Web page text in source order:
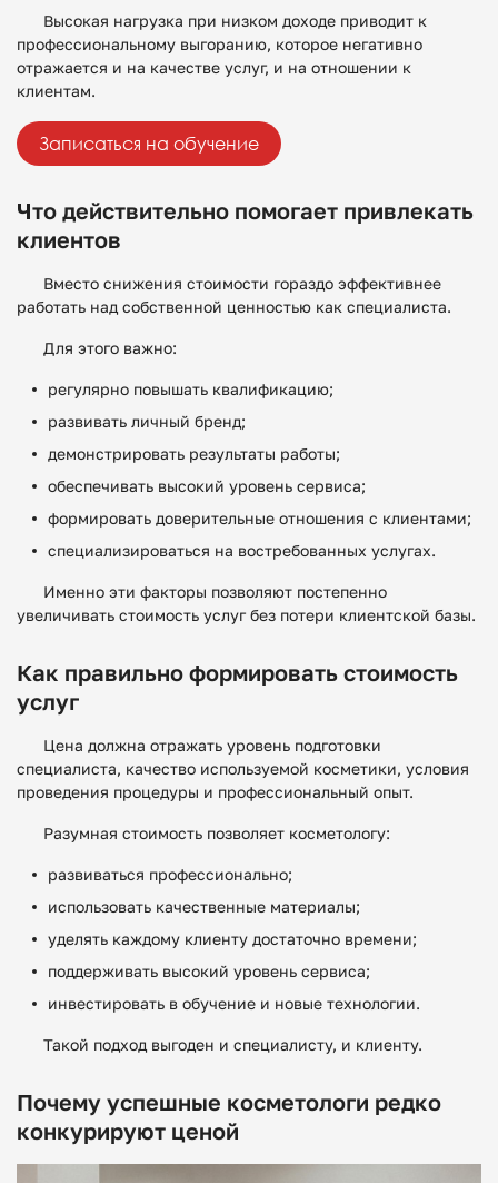
Высокая нагрузка при низком доходе приводит к
профессиональному выгоранию, которое негативно
отражается и на качестве услуг, и на отношении к
клиентам.
Записаться на обучение
Что действительно помогает привлекать
клиентов
Вместо снижения стоимости гораздо эффективнее
работать над собственной ценностью как специалиста.
Для этого важно:
регулярно повышать квалификацию;
развивать личный бренд;
демонстрировать результаты работы;
обеспечивать высокий уровень сервиса;
формировать доверительные отношения с клиентами;
специализироваться на востребованных услугах.
Именно эти факторы позволяют постепенно
увеличивать стоимость услуг без потери клиентской базы.
Как правильно формировать стоимость
услуг
Цена должна отражать уровень подготовки
специалиста, качество используемой косметики, условия
проведения процедуры и профессиональный опыт.
Разумная стоимость позволяет косметологу:
развиваться профессионально;
использовать качественные материалы;
уделять каждому клиенту достаточно времени;
поддерживать высокий уровень сервиса;
инвестировать в обучение и новые технологии.
Такой подход выгоден и специалисту, и клиенту.
Почему успешные косметологи редко
конкурируют ценой